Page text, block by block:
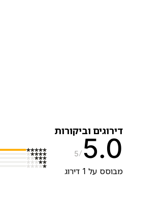
דירוגים וביקורות
5.0
5
מבוסס על 1 דירוג